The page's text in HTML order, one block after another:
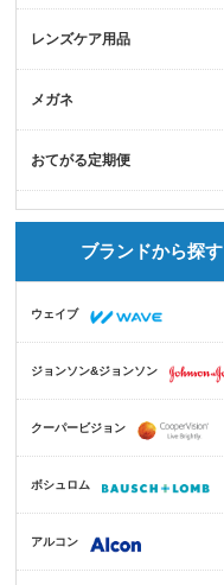
レンズケア用品
メガネ
おてがる定期便
ブランドから探す
ウェイブ
ジョンソン&ジョンソン
クーパービジョン
ボシュロム
アルコン